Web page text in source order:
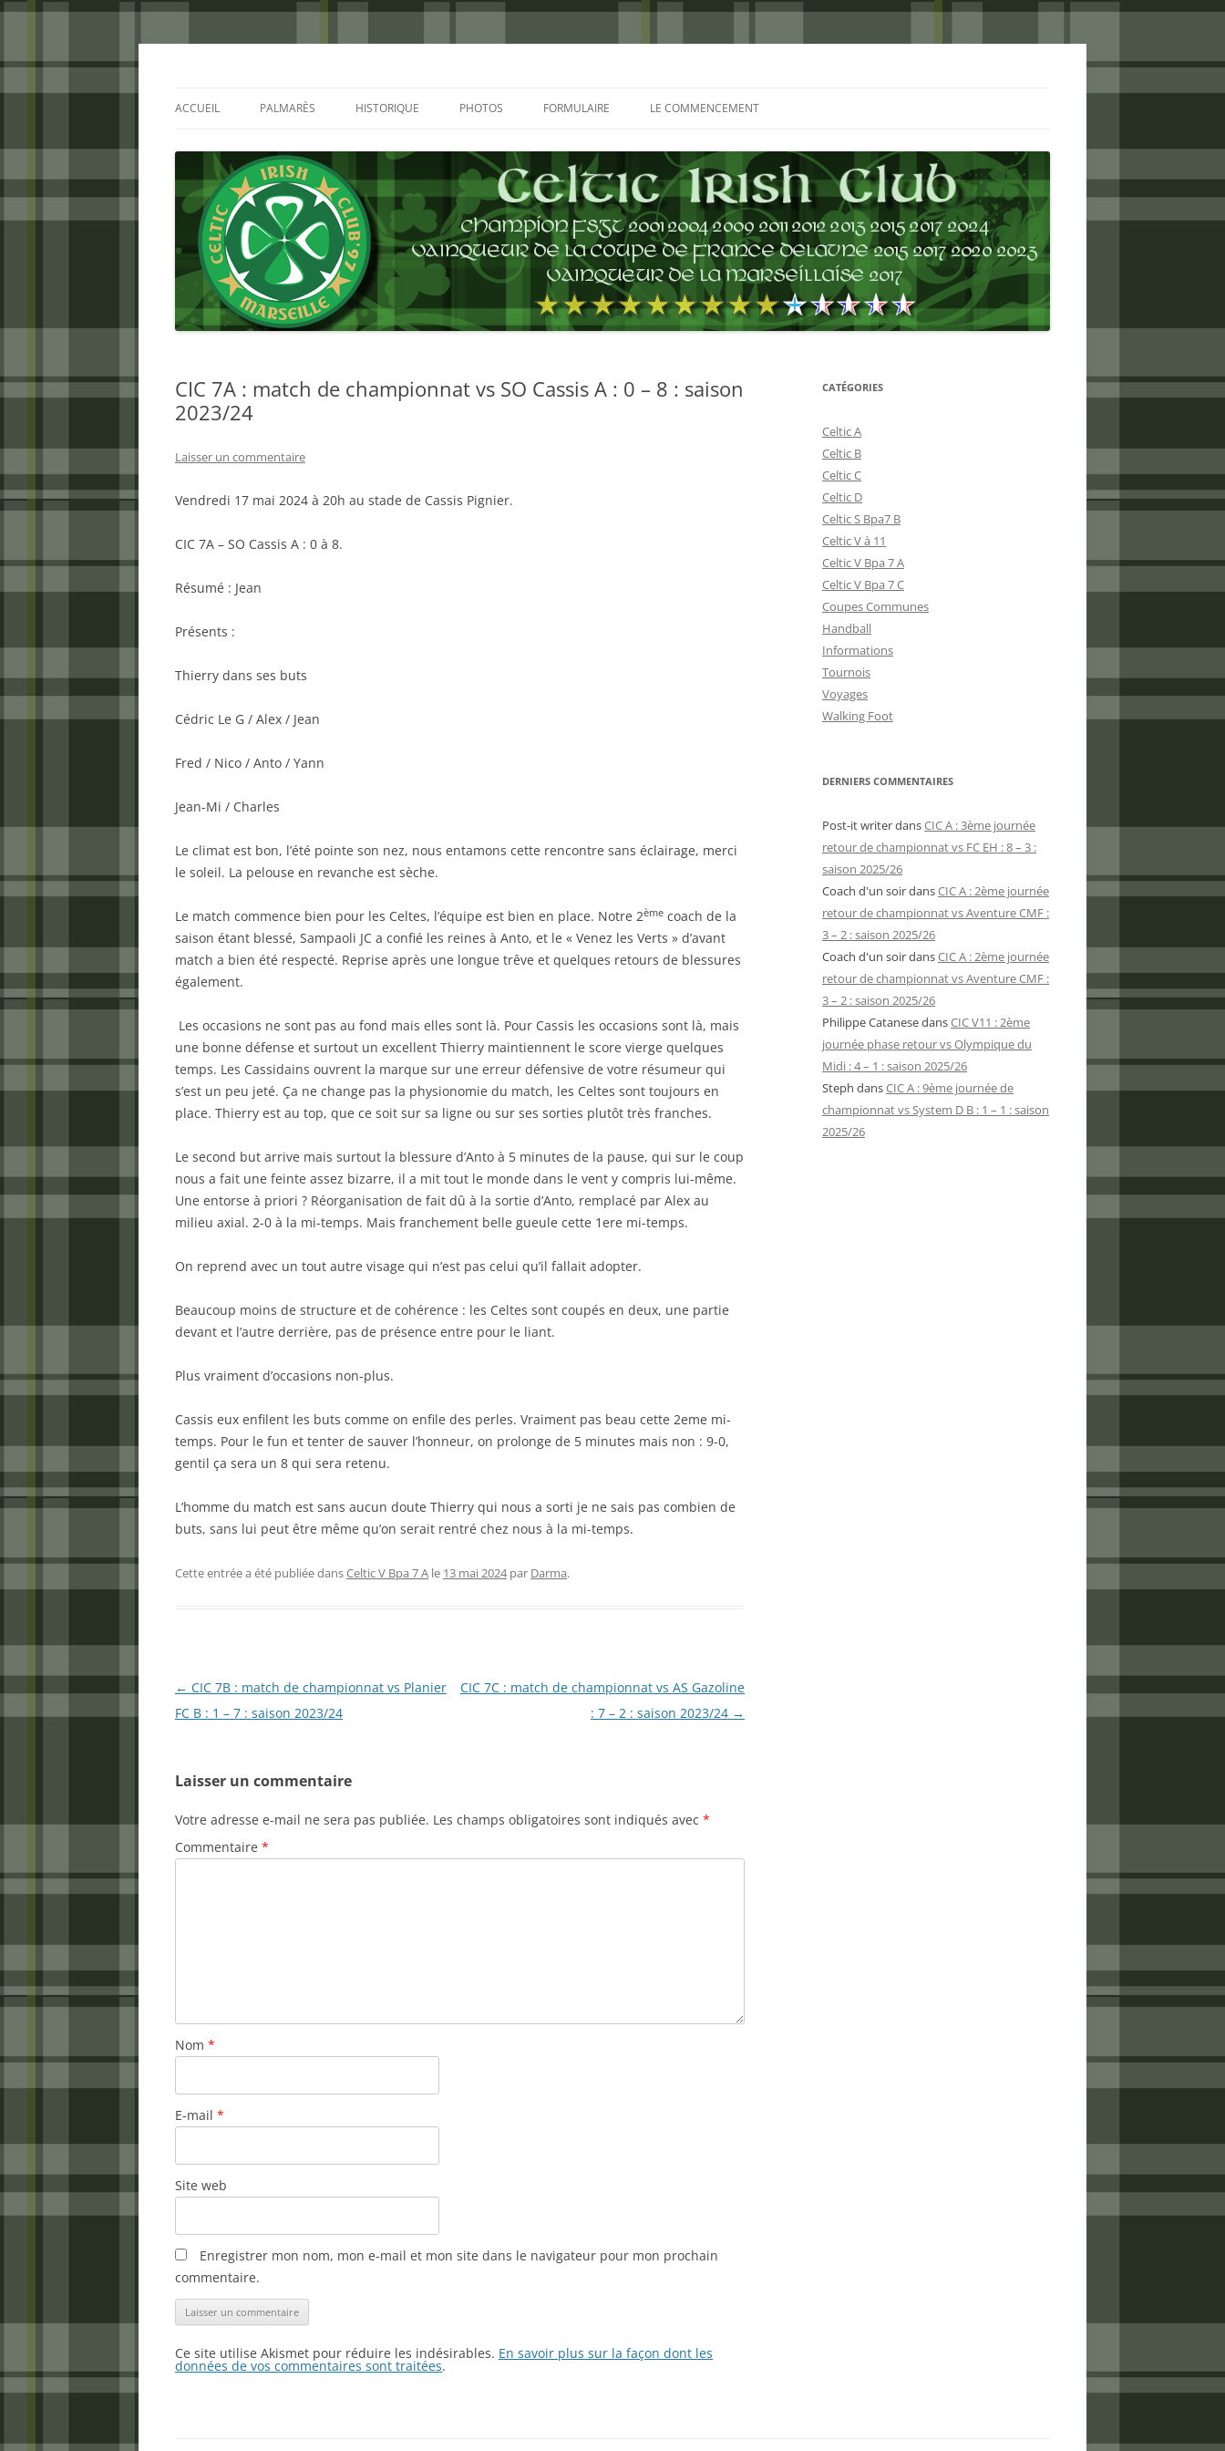
Aller
ACCUEIL PALMARÈS HISTORIQUE PHOTOS
GLASGOW 2002
CHARLIE & THE BHOYS 2006
PRAGUE 2006
NICE 2008
FORMULAIRE LE COMMENCEMENT
CIC 7A : match de championnat vs SO Cassis A : 0 – 8 : saison
2023/24
Laisser un commentaire
Vendredi 17 mai 2024 à 20h au stade de Cassis Pignier.
CIC 7A – SO Cassis A : 0 à 8.
Résumé : Jean
Présents :
Thierry dans ses buts
Cédric Le G / Alex / Jean
Fred / Nico / Anto / Yann
Jean-Mi / Charles
Le climat est bon, l’été pointe son nez, nous entamons cette rencontre sans éclairage, merci
le soleil. La pelouse en revanche est sèche.
Le match commence bien pour les Celtes, l’équipe est bien en place. Notre 2ème coach de la
saison étant blessé, Sampaoli JC a confié les reines à Anto, et le « Venez les Verts » d’avant
match a bien été respecté. Reprise après une longue trêve et quelques retours de blessures
également.
Les occasions ne sont pas au fond mais elles sont là. Pour Cassis les occasions sont là, mais
une bonne défense et surtout un excellent Thierry maintiennent le score vierge quelques
temps. Les Cassidains ouvrent la marque sur une erreur défensive de votre résumeur qui
s’est un peu jeté. Ça ne change pas la physionomie du match, les Celtes sont toujours en
place. Thierry est au top, que ce soit sur sa ligne ou sur ses sorties plutôt très franches.
Le second but arrive mais surtout la blessure d’Anto à 5 minutes de la pause, qui sur le coup
nous a fait une feinte assez bizarre, il a mit tout le monde dans le vent y compris lui-même.
Une entorse à priori ? Réorganisation de fait dû à la sortie d’Anto, remplacé par Alex au
milieu axial. 2-0 à la mi-temps. Mais franchement belle gueule cette 1ere mi-temps.
On reprend avec un tout autre visage qui n’est pas celui qu’il fallait adopter.
Beaucoup moins de structure et de cohérence : les Celtes sont coupés en deux, une partie
devant et l’autre derrière, pas de présence entre pour le liant.
Plus vraiment d’occasions non-plus.
Cassis eux enfilent les buts comme on enfile des perles. Vraiment pas beau cette 2eme mi-
temps. Pour le fun et tenter de sauver l’honneur, on prolonge de 5 minutes mais non : 9-0,
gentil ça sera un 8 qui sera retenu.
L’homme du match est sans aucun doute Thierry qui nous a sorti je ne sais pas combien de
buts, sans lui peut être même qu’on serait rentré chez nous à la mi-temps.
Cette entrée a été publiée dansCeltic V Bpa 7 A le 13 mai 2024 par Darma.
Navigation
des
← CIC 7B : match de championnat vs Planier
FC B : 1 – 7 : saison 2023/24
CIC 7C : match de championnat vs AS Gazoline
: 7 – 2 : saison 2023/24 →
Laisser un commentaire
Votre adresse e-mail ne sera pas publiée. Les champs obligatoires sont indiqués avec *
Commentaire *
Nom *
E-mail *
Site web
Enregistrer mon nom, mon e-mail et mon site dans le navigateur pour mon prochain
commentaire.
Ce site utilise Akismet pour réduire les indésirables. En savoir plus sur la façon dont les
données de vos commentaires sont traitées.
CATÉGORIES
Celtic A
Celtic B
Celtic C
Celtic D
Celtic S Bpa7 B
Celtic V à 11
Celtic V Bpa 7 A
Celtic V Bpa 7 C
Coupes Communes
Handball
Informations
Tournois
Voyages
Walking Foot
DERNIERS COMMENTAIRES
Post-it writerdansCIC A : 3ème journée
retour de championnat vs FC EH : 8 – 3 :
saison 2025/26
Coach d'un soirdansCIC A : 2ème journée
retour de championnat vs Aventure CMF :
3 – 2 : saison 2025/26
Coach d'un soirdansCIC A : 2ème journée
retour de championnat vs Aventure CMF :
3 – 2 : saison 2025/26
Philippe CatanesedansCIC V11 : 2ème
journée phase retour vs Olympique du
Midi : 4 – 1 : saison 2025/26
Steph dansCIC A : 9ème journée de
championnat vs System D B : 1 – 1 : saison
2025/26